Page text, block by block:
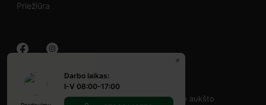
Priežiūra
Mediniai namai
60-80 m2 su veranda vieno aukšto
Darbo laikas:
I-V 08:00-17:00